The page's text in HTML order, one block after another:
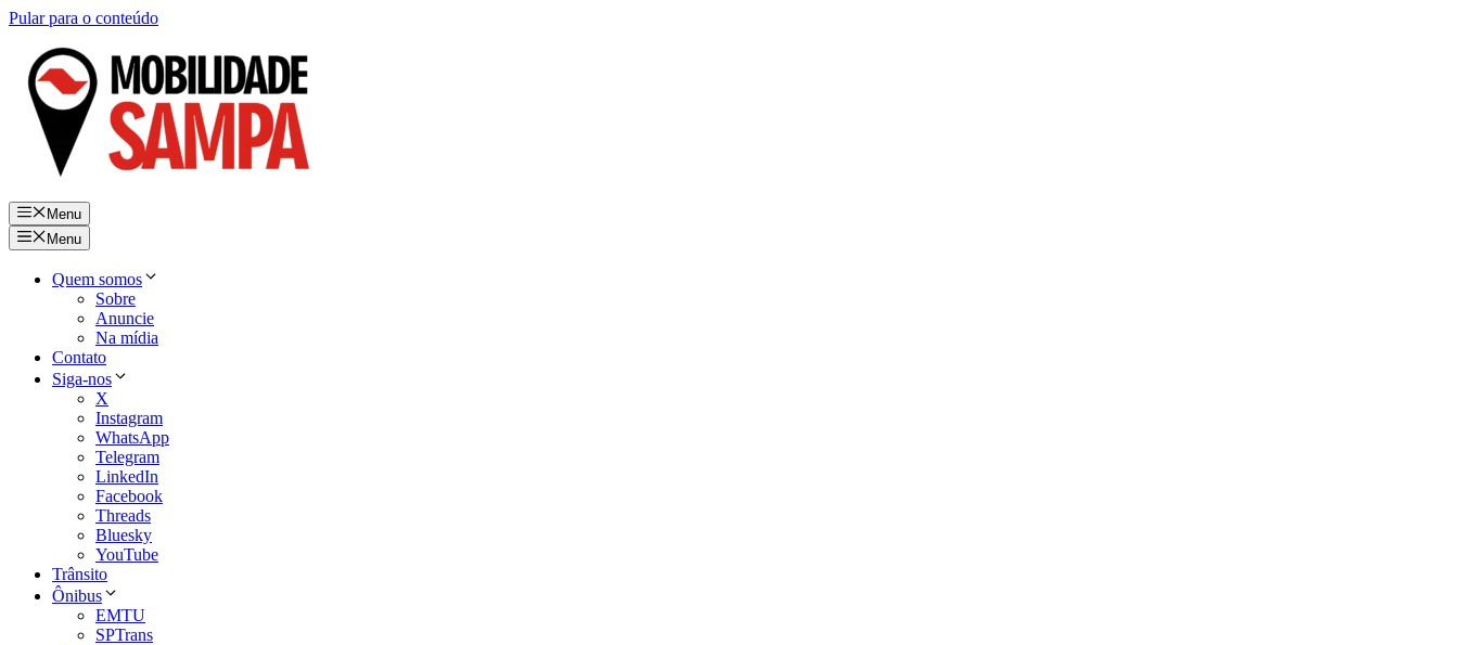
Pular para o conteúdo
Menu
Menu
Quem somos
Sobre
Anuncie
Na mídia
Contato
Siga-nos
X
Instagram
WhatsApp
Telegram
LinkedIn
Facebook
Threads
Bluesky
YouTube
Trânsito
Ônibus
EMTU
SPTrans